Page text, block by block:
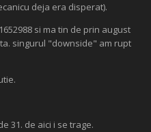
deja era disperat).
si ma tin de prin august
singurul "downside" am rupt
31. de aici i se trage.